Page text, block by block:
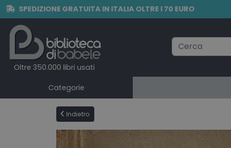
SPEDIZIONE GRATUITA IN ITALIA OLTRE I 70 EURO
Oltre 350.000 libri usati
Categorie
Indietro